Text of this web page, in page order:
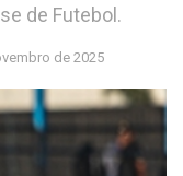
de Futebol.
de 2025